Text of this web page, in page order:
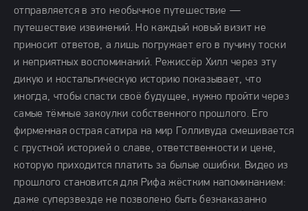
отправляется в это необычное путешествие —
путешествие извинений. Но каждый новый визит не
приносит ответов, а лишь погружает его в пучину тоски
и неприятных воспоминаний. Режиссёр Хилл через эту
дикую и ностальгическую историю показывает, что
иногда, чтобы спасти своё будущее, нужно пройти через
самые тёмные закоулки собственного прошлого. Его
фирменная острая сатира на мир Голливуда смешивается
с грустной историей о славе, ответственности и цене,
которую приходится платить за былые ошибки. Видео из
прошлого становится для Рифа жёстким напоминанием:
даже суперзвезде не позволено быть безнаказанно